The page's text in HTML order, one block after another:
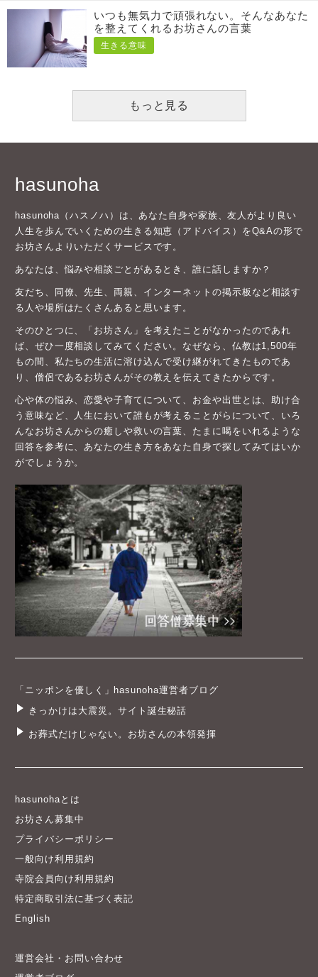
いつも無気力で頑張れない。そんなあなた
を整えてくれるお坊さんの言葉
生きる意味
もっと見る
hasunoha
hasunoha（ハスノハ）は、あなた自身や家族、友人がより良い
人生を歩んでいくための生きる知恵（アドバイス）をQ&Aの形で
お坊さんよりいただくサービスです。
あなたは、悩みや相談ごとがあるとき、誰に話しますか？
友だち、同僚、先生、両親、インターネットの掲示板など相談す
る人や場所はたくさんあると思います。
そのひとつに、「お坊さん」を考えたことがなかったのであれ
ば、ぜひ一度相談してみてください。なぜなら、仏教は1,500年
もの間、私たちの生活に溶け込んで受け継がれてきたものであ
り、僧侶であるお坊さんがその教えを伝えてきたからです。
心や体の悩み、恋愛や子育てについて、お金や出世とは、助け合
う意味など、人生において誰もが考えることがらについて、いろ
んなお坊さんからの癒しや救いの言葉、たまに喝をいれるような
回答を参考に、あなたの生き方をあなた自身で探してみてはいか
がでしょうか。
「ニッポンを優しく」hasunoha運営者ブログ
きっかけは大震災。サイト誕生秘話
お葬式だけじゃない。お坊さんの本領発揮
hasunohaとは
お坊さん募集中
プライバシーポリシー
一般向け利用規約
寺院会員向け利用規約
特定商取引法に基づく表記
English
運営会社・お問い合わせ